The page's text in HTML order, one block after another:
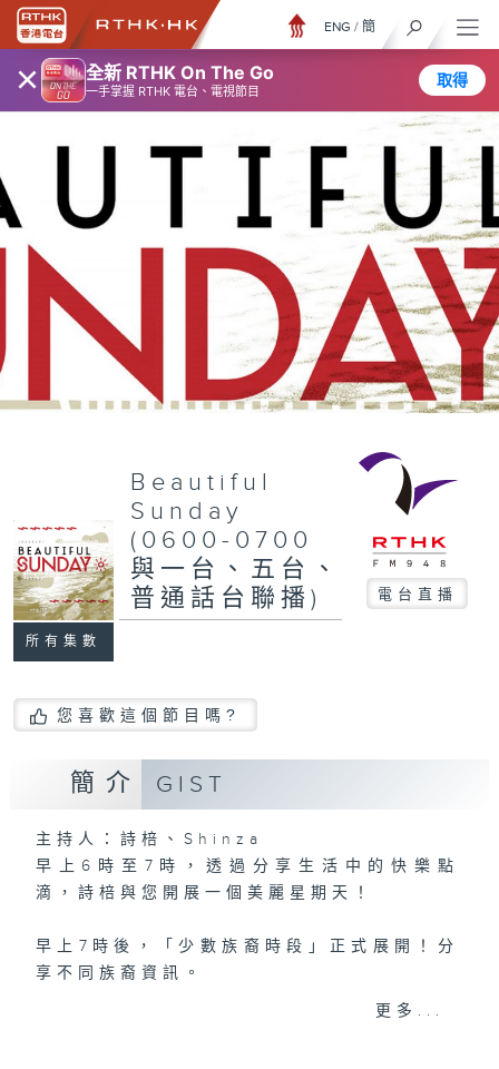
× 全新 RTHK On The Go
一手掌握 RTHK 電台、電視節目
取得
ENG / 簡
所有集數
Beautiful
Sunday
(0600-0700
與一台、五台、
普通話台聯播)
電台直播
您喜歡這個節目嗎?
簡介 GIST
主持人：詩棓、Shinza
早上6時至7時，透過分享生活中的快樂點
滴，詩棓與您開展一個美麗星期天！
早上7時後，「少數族裔時段」正式展開！分
享不同族裔資訊。
更多...